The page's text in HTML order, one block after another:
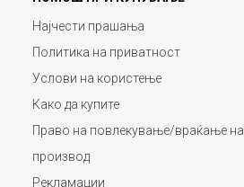
Најчести прашања
Политика на приватност
Услови на користење
Како да купите
Право на повлекување/враќање на
производ
Рекламации